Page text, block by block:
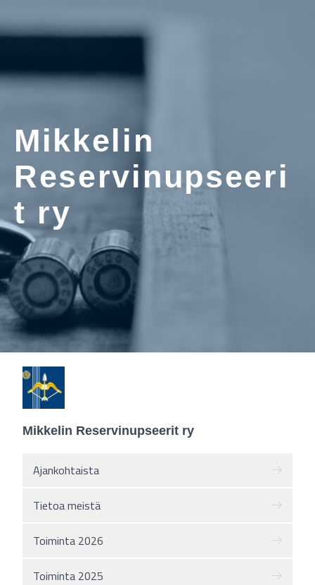
Mikkelin
Reservinupseeri
t ry
Mikkelin Reservinupseerit ry
Ajankohtaista
Tietoa meistä
Toiminta 2026
Toiminta 2025